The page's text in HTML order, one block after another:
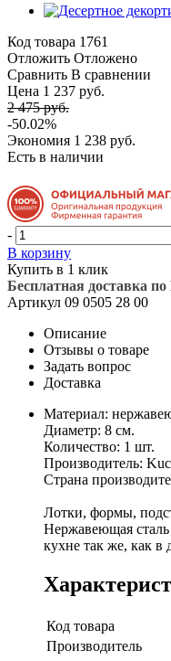
Код товара 1761
Отложить Отложено
Сравнить В сравнении
Цена 1 237 руб.
2 475 руб.
-50.02%
Экономия 1 238 руб.
Есть в наличии
-
В корзину
Купить в 1 клик
Бесплатная доставка
Артикул 09 0505 28 00
Описание
Отзывы о товаре
Задать вопрос
Доставка
Материал:
Диаметр: 8 см.
Количество: 1 шт.
Производитель:
Страна
Лотки, формы,
Нержавеющая сталь
кухне так же, как в
Код товара
Производитель